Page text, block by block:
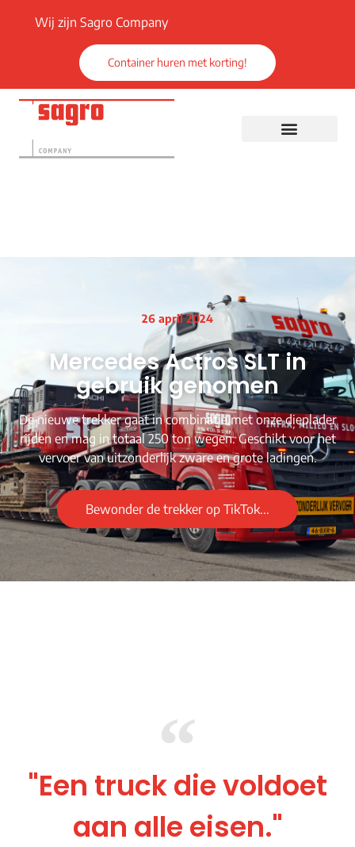
Wij zijn Sagro Company
Container huren met korting!
26 april 2024
Mercedes Actros SLT in
gebruik genomen
De nieuwe trekker gaat in combinatie met onze dieplader
rijden en mag in totaal 250 ton wegen. Geschikt voor het
vervoer van uitzonderlijk zware en grote ladingen.
Bewonder de trekker op TikTok...
"Een truck die voldoet
aan alle eisen."